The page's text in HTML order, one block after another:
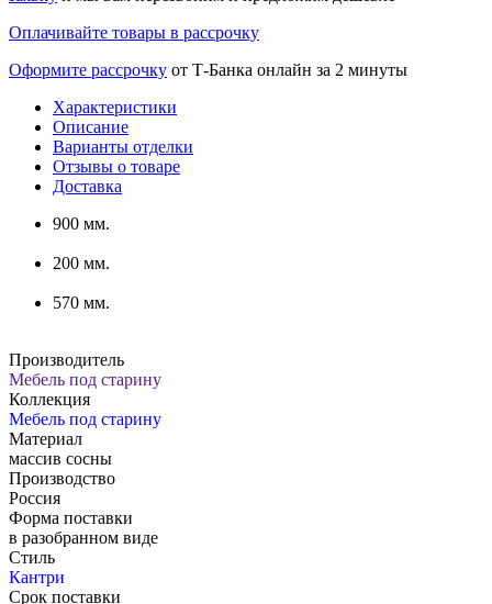
Оплачивайте товары в рассрочку
Оформите рассрочку от Т-Банка онлайн за 2 минуты
Характеристики
Описание
Варианты отделки
Отзывы о товаре
Доставка
900 мм.
200 мм.
570 мм.
Производитель
Мебель под старину
Коллекция
Мебель под старину
Материал
массив сосны
Производство
Россия
Форма поставки
в разобранном виде
Стиль
Кантри
Срок поставки